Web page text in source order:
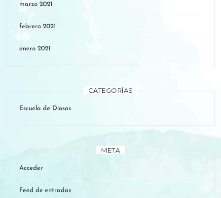
marzo 2021
febrero 2021
enero 2021
CATEGORÍAS
Escuela de Diosas
META
Acceder
Feed de entradas